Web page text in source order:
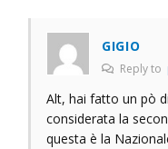
GIGIO
Reply to
Alt, hai fatto un pò
considerata la
questa è la